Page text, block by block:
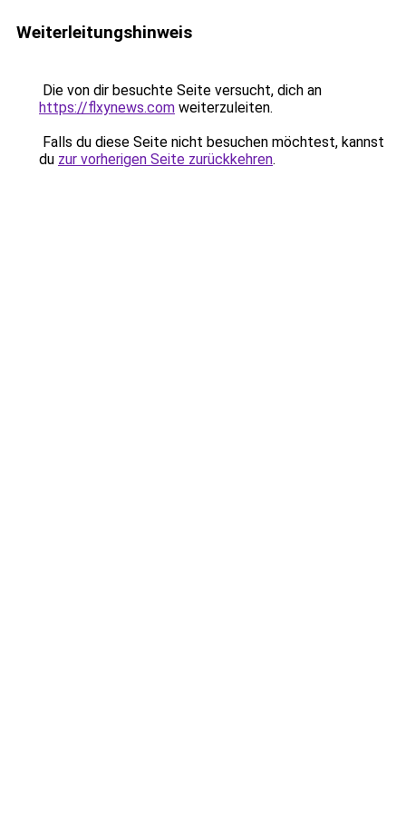
Weiterleitungshinweis
Die von dir besuchte Seite versucht, dich an
https://flxynews.com weiterzuleiten.
Falls du diese Seite nicht besuchen möchtest, kannst
du zur vorherigen Seite zurückkehren.